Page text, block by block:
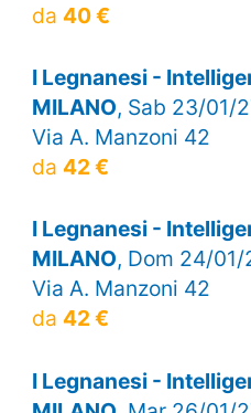
da 40 €
I Legnanesi -
MILANO, Sab 23/01/
Via A. Manzoni 42
da 42 €
I Legnanesi -
MILANO, Dom 24/01/
Via A. Manzoni 42
da 42 €
I Legnanesi -